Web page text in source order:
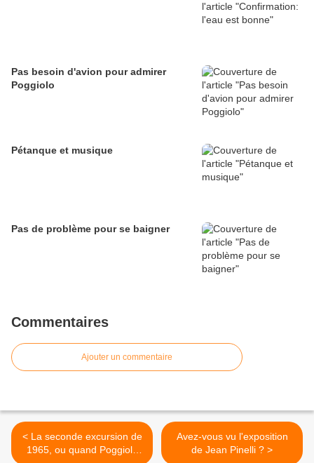
Pas besoin d'avion pour admirer
Poggiolo
Pétanque et musique
Pas de problème pour se baigner
Commentaires
Ajouter un commentaire
< La seconde excursion de
1965, ou quand Poggiolo
Avez-vous vu l'exposition
de Jean Pinelli ? >